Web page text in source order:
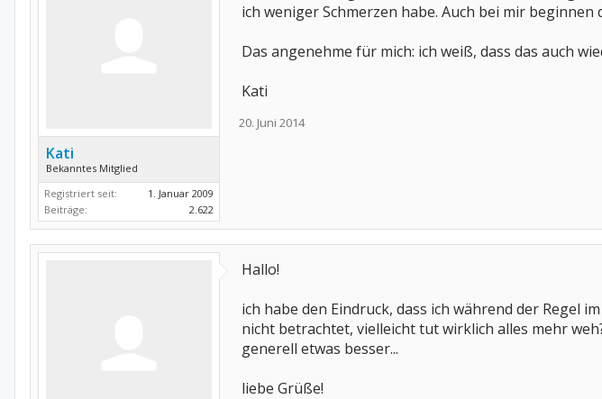
Kati
Bekanntes Mitglied
Registriert seit:
1. Januar 2009
Beiträge:
2.622
ich weniger Schmerzen habe. Auch bei mir
Das angenehme für mich: ich weiß, dass das auch
Kati
20. Juni 2014
Hallo!
ich habe den Eindruck, dass ich während der Regel
nicht betrachtet, vielleicht tut wirklich alles mehr
generell etwas besser...
liebe Grüße!